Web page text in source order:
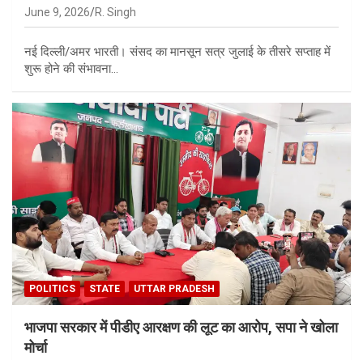
June 9, 2026 R. Singh
नई दिल्ली/अमर भारती। संसद का मानसून सत्र जुलाई के तीसरे सप्ताह में
शुरू होने की संभावना…
POLITICS STATE UTTAR PRADESH
भाजपा सरकार में पीडीए आरक्षण की लूट का आरोप, सपा ने खोला
मोर्चा